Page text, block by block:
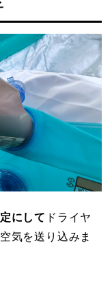
にして ドライヤ
気を送り込みま